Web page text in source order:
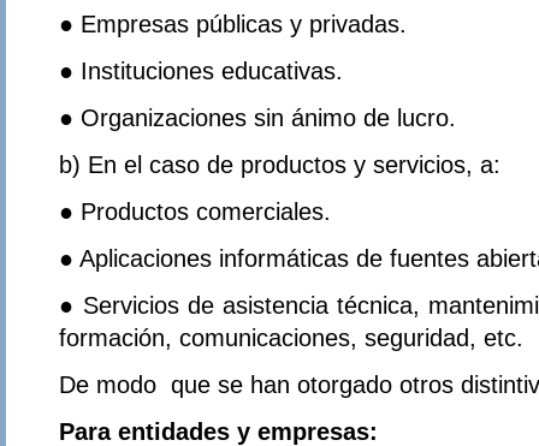
● Empresas públicas y privadas.
● Instituciones educativas.
● Organizaciones sin ánimo de lucro.
b) En el caso de productos y servicios, a:
● Productos comerciales.
● Aplicaciones informáticas de fuentes
● Servicios de asistencia técnica,
formación, comunicaciones, seguridad, etc.
De modo que se han otorgado otros
Para entidades y empresas: